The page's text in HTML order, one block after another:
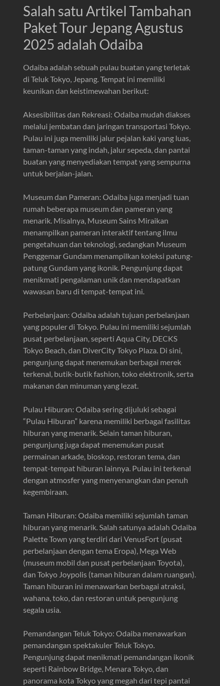
Salah satu Artikel Tambahan
Paket Tour Jepang Agustus
2025 adalah Odaiba
Odaiba adalah sebuah pulau buatan yang terletak
di Teluk Tokyo, Jepang. Tempat ini memiliki
keunikan dan keistimewahan berikut:
Aksesibilitas dan Rekreasi: Odaiba mudah diakses
melalui jembatan dan jaringan transportasi Tokyo.
Pulau ini juga memiliki jalur pejalan kaki yang luas,
taman-taman yang indah, jalur sepeda, dan pantai
buatan yang menyediakan tempat yang sempurna
untuk berjalan-jalan.
Museum dan Pameran: Odaiba juga menjadi tuan
rumah beberapa museum dan pameran yang
menarik. Misalnya, Museum Sains Miraikan
menampilkan pameran interaktif tentang ilmu
pengetahuan dan teknologi, sedangkan Museum
Penggemar Gundam menampilkan koleksi patung-
patung Gundam yang ikonik. Pengunjung dapat
menikmati pengalaman unik dan mendapatkan
wawasan baru di tempat-tempat ini.
Perbelanjaan: Odaiba adalah tujuan perbelanjaan
yang populer di Tokyo. Pulau ini memiliki sejumlah
pusat perbelanjaan, seperti Aqua City, DECKS
Tokyo Beach, dan DiverCity Tokyo Plaza. Di sini,
pengunjung dapat menemukan berbagai merek
terkenal, butik-butik fashion, toko elektronik, serta
makanan dan minuman yang lezat.
Pulau Hiburan: Odaiba sering dijuluki sebagai
“Pulau Hiburan” karena memiliki berbagai fasilitas
hiburan yang menarik. Selain taman hiburan,
pengunjung juga dapat menemukan pusat
permainan arkade, bioskop, restoran tema, dan
tempat-tempat hiburan lainnya. Pulau ini terkenal
dengan atmosfer yang menyenangkan dan penuh
kegembiraan.
Taman Hiburan: Odaiba memiliki sejumlah taman
hiburan yang menarik. Salah satunya adalah Odaiba
Palette Town yang terdiri dari VenusFort (pusat
perbelanjaan dengan tema Eropa), Mega Web
(museum mobil dan pusat perbelanjaan Toyota),
dan Tokyo Joypolis (taman hiburan dalam ruangan).
Taman hiburan ini menawarkan berbagai atraksi,
wahana, toko, dan restoran untuk pengunjung
segala usia.
Pemandangan Teluk Tokyo: Odaiba menawarkan
pemandangan spektakuler Teluk Tokyo.
Pengunjung dapat menikmati pemandangan ikonik
seperti Rainbow Bridge, Menara Tokyo, dan
panorama kota Tokyo yang megah dari tepi pantai